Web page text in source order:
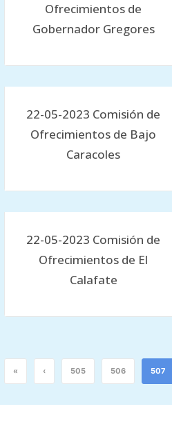
Ofrecimientos de
Gobernador Gregores
22-05-2023 Comisión de
Ofrecimientos de Bajo
Caracoles
22-05-2023 Comisión de
Ofrecimientos de El
Calafate
« ‹ 505 506 507